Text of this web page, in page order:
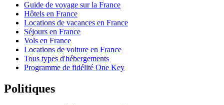
Guide de voyage sur la France
Hôtels en France
Locations de vacances en France
Séjours en France
Vols en France
Locations de voiture en France
Tous types d'hébergements
Programme de fidélité One Key
Politiques